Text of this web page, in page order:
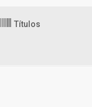
Títulos